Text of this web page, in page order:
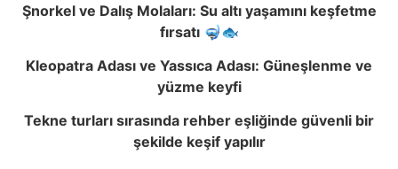
Şnorkel ve Dalış Molaları: Su altı yaşamını keşfetme
fırsatı 🤿🐟
Kleopatra Adası ve Yassıca Adası: Güneşlenme ve
yüzme keyfi
Tekne turları sırasında rehber eşliğinde güvenli bir
şekilde keşif yapılır